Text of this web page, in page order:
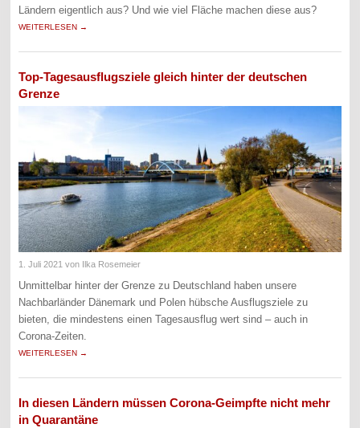
Ländern eigentlich aus? Und wie viel Fläche machen diese aus?
WEITERLESEN →
Top-Tagesausflugsziele gleich hinter der deutschen
Grenze
1. Juli 2021 von Ilka Rosemeier
Unmittelbar hinter der Grenze zu Deutschland haben unsere
Nachbarländer Dänemark und Polen hübsche Ausflugsziele zu
bieten, die mindestens einen Tagesausflug wert sind – auch in
Corona-Zeiten.
WEITERLESEN →
In diesen Ländern müssen Corona-Geimpfte nicht mehr
in Quarantäne